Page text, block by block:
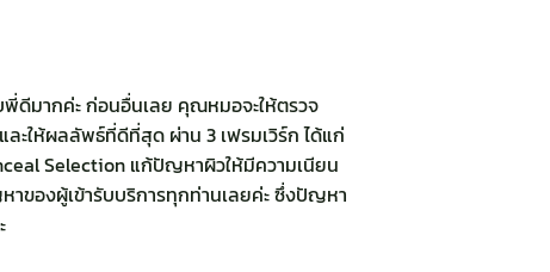
มากค่ะ ก่อนอื่นเลย คุณหมอจะให้ตรวจ
ะให้ผลลัพธ์ที่ดีที่สุด ผ่าน 3 เฟรมเวิร์ก ได้แก่
Selection แก้ปัญหาผิวให้มีความเนียน
ของผู้เข้ารับบริการทุกท่านเลยค่ะ ซึ่งปัญหา